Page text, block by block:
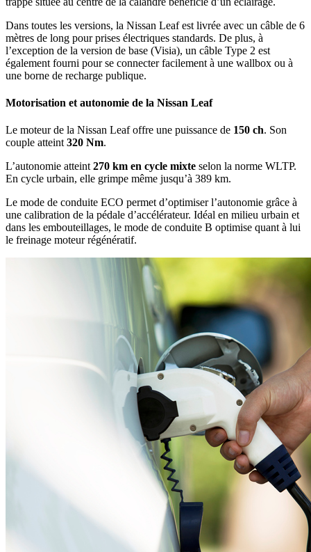
Dans toutes les versions, la Nissan Leaf est livrée avec un câble de 6
mètres de long pour prises électriques standards. De plus, à
l’exception de la version de base (Visia), un câble Type 2 est
également fourni pour se connecter facilement à une wallbox ou à
une borne de recharge publique.
Motorisation et autonomie de la Nissan Leaf
Le moteur de la Nissan Leaf offre une puissance de 150 ch. Son
couple atteint320 Nm.
L’autonomie atteint270 km en cycle mixte selon la norme WLTP.
En cycle urbain, elle grimpe même jusqu’à 389 km.
Le mode de conduite ECO permet d’optimiser l’autonomie grâce à
une calibration de la pédale d’accélérateur. Idéal en milieu urbain et
dans les embouteillages, le mode de conduite B optimise quant à lui
le freinage moteur régénératif.